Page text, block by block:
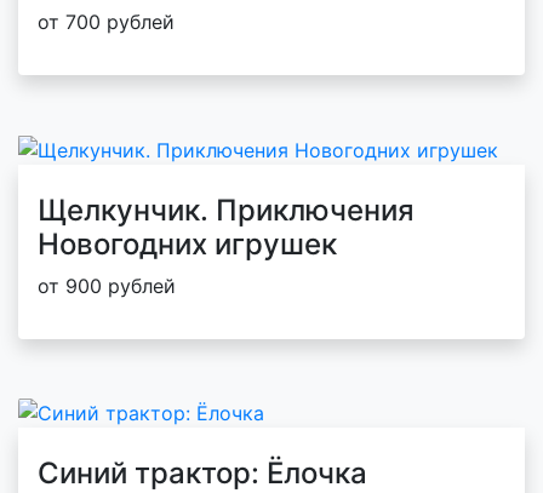
от 700 рублей
Щелкунчик. Приключения
Новогодних игрушек
от 900 рублей
Синий трактор: Ёлочка